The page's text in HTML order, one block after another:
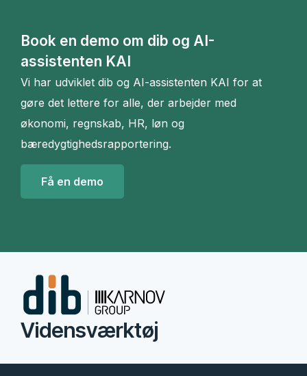
Book en demo om dib og AI-
assistenten KAI
Vi har udviklet dib og AI-assistenten KAI for at
gøre det lettere for alle, der arbejder med
økonomi, regnskab, HR, løn og
bæredygtighedsrapportering.
Få en demo
Vidensværktøj